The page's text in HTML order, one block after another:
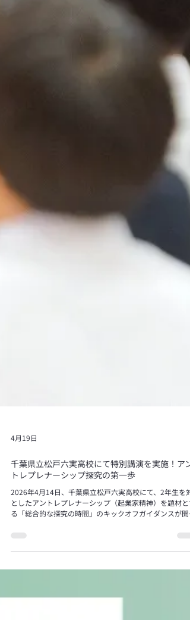
4月19日
千葉県立松戸六実高校にて特別講演を実施！アン
トレプレナーシップ探究の第一歩
2026年4月14日、千葉県立松戸六実高校にて、2年生を対
る「総合的な探究の時間」のキックオフガイダンスが開
されました。 本年度から同校で初めて取り組まれるこの
師として登壇。「地域からの課題の見つけ方」や「想い